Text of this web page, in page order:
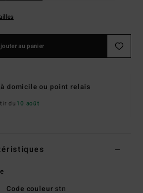
au panier
domicile ou point relais
du10 août
Code couleur stn